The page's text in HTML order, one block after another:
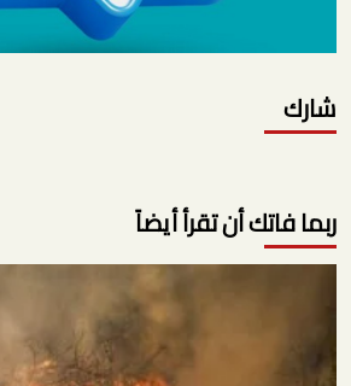
شارك
ربما فاتك أن تقرأ أيضاً